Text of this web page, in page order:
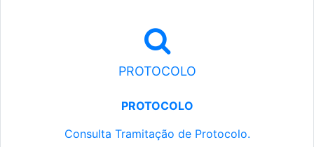
PROTOCOLO
PROTOCOLO
Consulta Tramitação de Protocolo.